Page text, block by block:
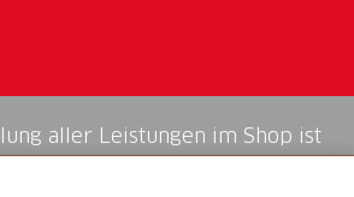
aller Leistungen im Shop ist